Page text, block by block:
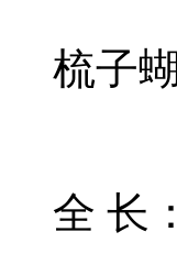
梳子
全 长